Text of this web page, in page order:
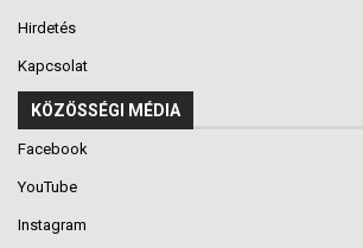
Hirdetés
Kapcsolat
KÖZÖSSÉGI MÉDIA
Facebook
YouTube
Instagram